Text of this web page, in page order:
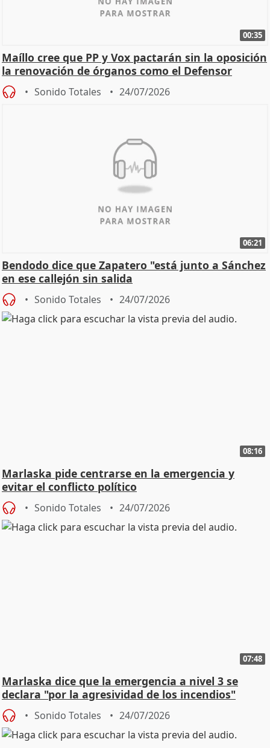
00:35
Maíllo cree que PP y Vox pactarán sin la oposición
la renovación de órganos como el Defensor
Sonido Totales 24/07/2026
06:21
Bendodo dice que Zapatero "está junto a Sánchez
en ese callejón sin salida
Sonido Totales 24/07/2026
08:16
Marlaska pide centrarse en la emergencia y
evitar el conflicto político
Sonido Totales 24/07/2026
07:48
Marlaska dice que la emergencia a nivel 3 se
declara "por la agresividad de los incendios"
Sonido Totales 24/07/2026